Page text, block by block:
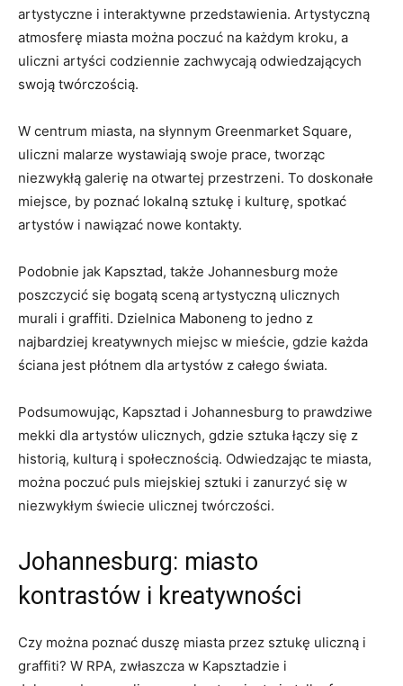
artystyczne i interaktywne⁢ przedstawienia. Artystyczną
atmosferę miasta można poczuć na ‌każdym kroku, ⁣a
uliczni artyści​ codziennie⁤ zachwycają odwiedzających
swoją twórczością.
W centrum miasta, na słynnym Greenmarket Square,
uliczni malarze wystawiają swoje prace, tworząc
niezwykłą​ galerię na otwartej przestrzeni. ⁤To doskonałe
miejsce, by poznać lokalną sztukę i kulturę, spotkać
artystów i nawiązać nowe kontakty.
Podobnie jak Kapsztad, także⁤ Johannesburg może
‍poszczycić się bogatą sceną artystyczną ulicznych
murali i graffiti. Dzielnica Maboneng to jedno z
najbardziej kreatywnych miejsc w ⁢mieście, gdzie każda
ściana jest płótnem dla artystów z całego świata.
Podsumowując, Kapsztad ‌i⁣ Johannesburg to prawdziwe
mekki dla artystów ulicznych, gdzie sztuka łączy się z
historią, ⁣kulturą i społecznością. Odwiedzając​ te miasta,
można poczuć puls miejskiej ⁣sztuki i zanurzyć się w
niezwykłym świecie ulicznej twórczości.
Johannesburg: miasto
kontrastów i kreatywności
​Czy można poznać duszę miasta przez sztukę uliczną i
graffiti? W RPA, zwłaszcza w ‍Kapsztadzie i